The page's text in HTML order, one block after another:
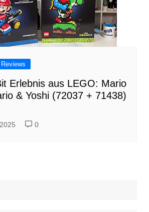
Reviews
Erlebnis aus LEGO: Mario
& Yoshi (72037 + 71438)
0